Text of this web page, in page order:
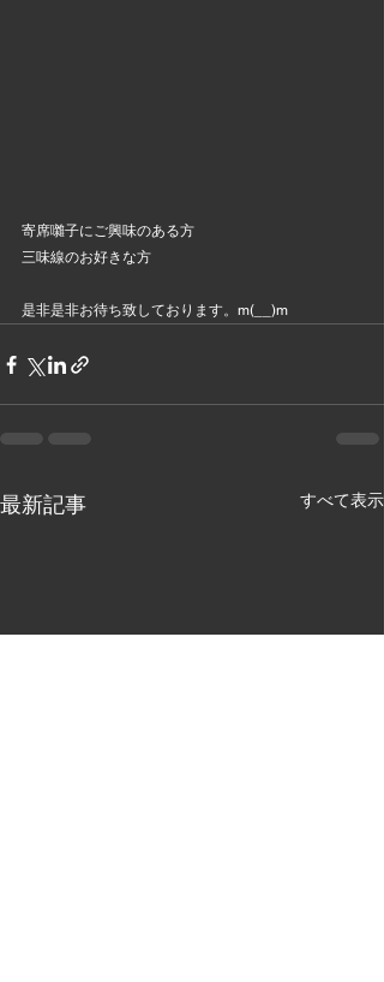
寄席囃子にご興味のある方
三味線のお好きな方
是非是非お待ち致しております。m(__)m
最新記事 すべて表示